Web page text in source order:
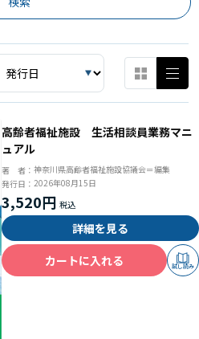
高齢者福祉施設 生活相談員業務マニ
ュアル
著 者： 神奈川県高齢者福祉施設協議会＝編集
発行日： 2026年08月15日
3,520円
詳細を見る
カートに入れる
試し読み